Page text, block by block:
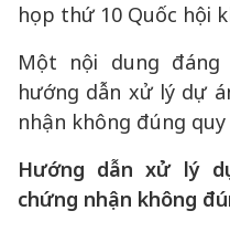
họp thứ 10 Quốc hội
Một nội dung
hướng dẫn xử lý dự
nhận không đúng quy
Hướng dẫn xử lý
chứng nhận không